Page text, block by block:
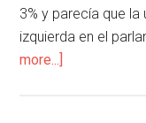
3% y parecía que
izquierda en el
more...]